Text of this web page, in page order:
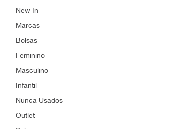
New In
Marcas
Bolsas
Feminino
Masculino
Infantil
Nunca Usados
Outlet